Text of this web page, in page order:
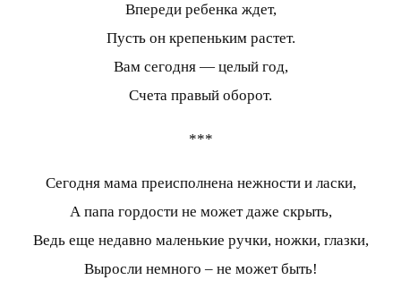
Впереди ребенка ждет,
Пусть он крепеньким растет.
Вам сегодня — целый год,
Счета правый оборот.
***
Сегодня мама преисполнена нежности и ласки,
А папа гордости не может даже скрыть,
Ведь еще недавно маленькие ручки, ножки, глазки,
Выросли немного – не может быть!